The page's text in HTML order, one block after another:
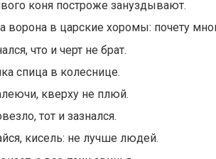
коня построже зануздывают.
ворона в царские хоромы: почету
что и черт не брат.
спица в колеснице.
кверху не плюй.
тот и зазнался.
кисель: не лучше людей.